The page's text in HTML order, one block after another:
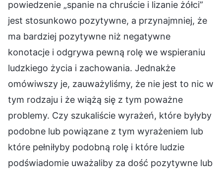
powiedzenie „spanie na chruście i lizanie żółci”
jest stosunkowo pozytywne, a przynajmniej, że
ma bardziej pozytywne niż negatywne
konotacje i odgrywa pewną rolę we wspieraniu
ludzkiego życia i zachowania. Jednakże
omówiwszy je, zauważyliśmy, że nie jest to nic w
tym rodzaju i że wiążą się z tym poważne
problemy. Czy szukaliście wyrażeń, które byłyby
podobne lub powiązane z tym wyrażeniem lub
które pełniłyby podobną rolę i które ludzie
podświadomie uważaliby za dość pozytywne lub